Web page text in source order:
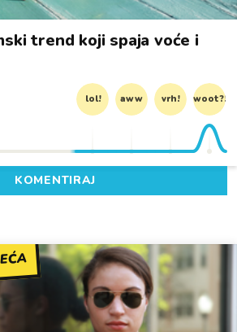
trend koji spaja voće i
lol! aww vrh! woot?!
KOMENTIRAJ